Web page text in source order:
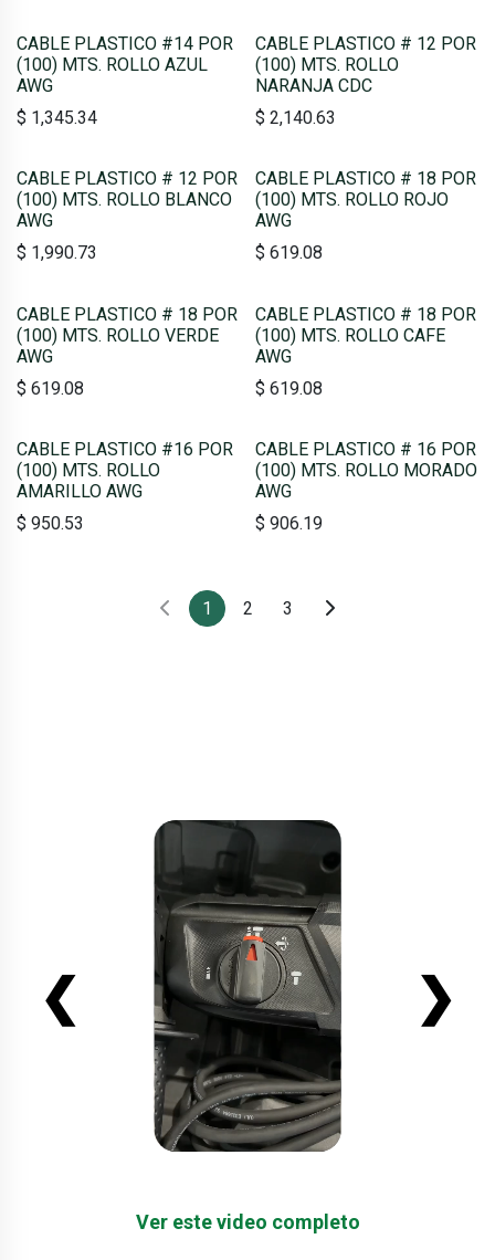
CABLE PLASTICO #14 POR
(100) MTS. ROLLO AZUL
AWG
$ 1,345.34
CABLE PLASTICO # 12 POR
(100) MTS. ROLLO
NARANJA CDC
$ 2,140.63
CABLE PLASTICO # 12 POR
(100) MTS. ROLLO BLANCO
AWG
$ 1,990.73
CABLE PLASTICO # 18 POR
(100) MTS. ROLLO ROJO
AWG
$ 619.08
CABLE PLASTICO # 18 POR
(100) MTS. ROLLO VERDE
AWG
$ 619.08
CABLE PLASTICO # 18 POR
(100) MTS. ROLLO CAFE
AWG
$ 619.08
CABLE PLASTICO #16 POR
(100) MTS. ROLLO
AMARILLO AWG
$ 950.53
CABLE PLASTICO # 16 POR
(100) MTS. ROLLO MORADO
AWG
$ 906.19
1 2 3
❮ ❯
Ver este video completo